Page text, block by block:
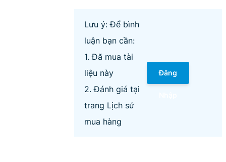
Lưu ý: Để bình
luận bạn cần:
1. Đã mua tài
liệu này
2. Đánh giá tại
trang Lịch sử
mua hàng
Đăng